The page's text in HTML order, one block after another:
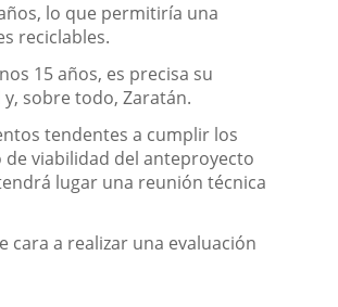
lo que permitiría una
reciclables.
15 años, es precisa su
sobre todo, Zaratán.
tendentes a cumplir los
viabilidad del anteproyecto
lugar una reunión técnica
a realizar una evaluación